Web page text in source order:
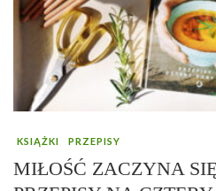
KSIĄŻKI PRZEPISY
MIŁOŚĆ ZACZYNA